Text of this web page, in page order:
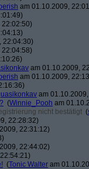
am 01.10.2009,
22:04:30)
am 01.10.2009,
am 01.10.2009,
am
(Winnie_Pooh am
nicht bestätigt (
22:28:32)
22:31:12)
22:44:02)
(Tonic Walter am